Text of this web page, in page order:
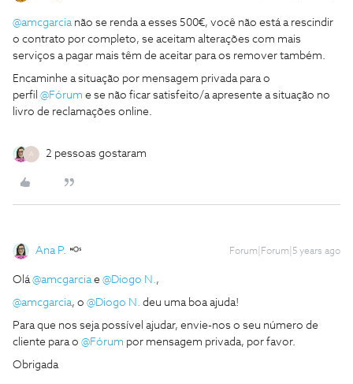
@amcgarcianão se renda a esses 500€, você não está a rescindir
o contrato por completo, se aceitam alterações com mais
serviços a pagar mais têm de aceitar para os remover também.
Encaminhe a situação por mensagem privada para o
perfil @Fórum e se não ficar satisfeito/a apresente a situação no
livro de reclamações online.
A 2 pessoas gostaram
Ana P. Forum|Forum|5 years ago
Olá@amcgarciae @Diogo N.,
@amcgarcia, o @Diogo N. deu uma boa ajuda!
Para que nos seja possível ajudar, envie-nos o seu número de
cliente para o @Fórum por mensagem privada, por favor.
Obrigada